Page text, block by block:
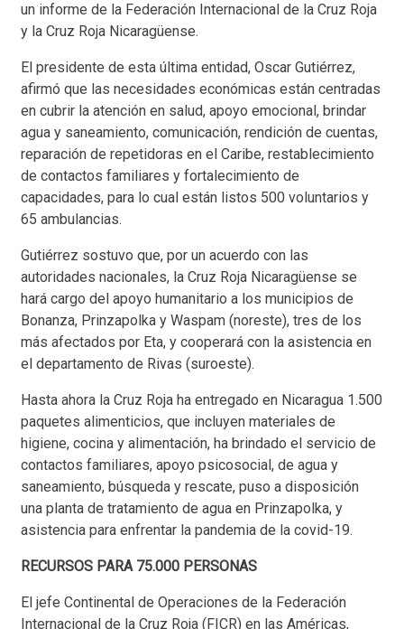
un informe de la Federación Internacional de la Cruz Roja
y la Cruz Roja Nicaragüense.
El presidente de esta última entidad, Oscar Gutiérrez,
afirmó que las necesidades económicas están centradas
en cubrir la atención en salud, apoyo emocional, brindar
agua y saneamiento, comunicación, rendición de cuentas,
reparación de repetidoras en el Caribe, restablecimiento
de contactos familiares y fortalecimiento de
capacidades, para lo cual están listos 500 voluntarios y
65 ambulancias.
Gutiérrez sostuvo que, por un acuerdo con las
autoridades nacionales, la Cruz Roja Nicaragüense se
hará cargo del apoyo humanitario a los municipios de
Bonanza, Prinzapolka y Waspam (noreste), tres de los
más afectados por Eta, y cooperará con la asistencia en
el departamento de Rivas (suroeste).
Hasta ahora la Cruz Roja ha entregado en Nicaragua 1.500
paquetes alimenticios, que incluyen materiales de
higiene, cocina y alimentación, ha brindado el servicio de
contactos familiares, apoyo psicosocial, de agua y
saneamiento, búsqueda y rescate, puso a disposición
una planta de tratamiento de agua en Prinzapolka, y
asistencia para enfrentar la pandemia de la covid-19.
RECURSOS PARA 75.000 PERSONAS
El jefe Continental de Operaciones de la Federación
Internacional de la Cruz Roja (FICR) en las Américas,